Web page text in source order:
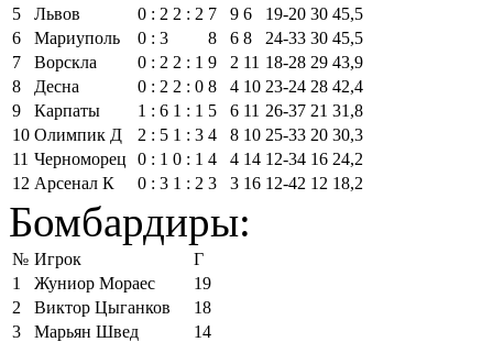
5
Львов 0 : 2 2 : 2 7 9 6 19‑20 30 45,5
6
Мариуполь 0 : 3 8 6 8 24‑33 30 45,5
7
Ворскла 0 : 2 2 : 1 9 2 11 18‑28 29 43,9
8
Десна 0 : 2 2 : 0 8 4 10 23‑24 28 42,4
9
Карпаты 1 : 6 1 : 1 5 6 11 26‑37 21 31,8
10 Олимпик Д 2 : 5 1 : 3 4 8 10 25‑33 20 30,3
11 Черноморец 0 : 1 0 : 1 4 4 14 12‑34 16 24,2
12 Арсенал К 0 : 3 1 : 2 3 3 16 12‑42 12 18,2
Бомбардиры:
№ Игрок
Г
1
Жуниор Мораес
19
2
Виктор Цыганков
18
3
Марьян Швед
14